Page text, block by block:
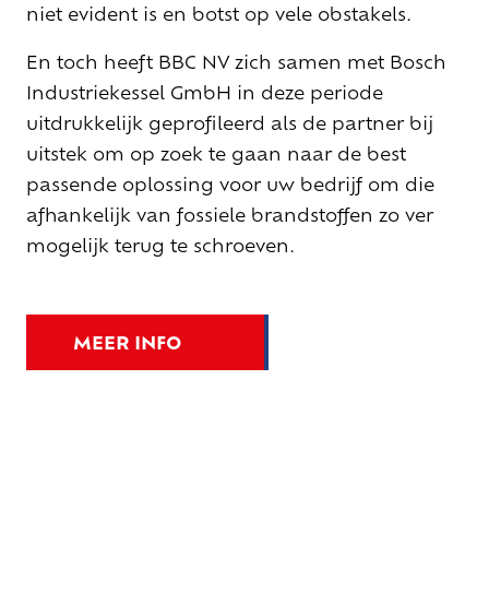
niet evident is en botst op vele obstakels.
En toch heeft BBC NV zich samen met Bosch
Industriekessel GmbH in deze periode
uitdrukkelijk geprofileerd als de partner bij
uitstek om op zoek te gaan naar de best
passende oplossing voor uw bedrijf om die
afhankelijk van fossiele brandstoffen zo ver
mogelijk terug te schroeven.
MEER INFO